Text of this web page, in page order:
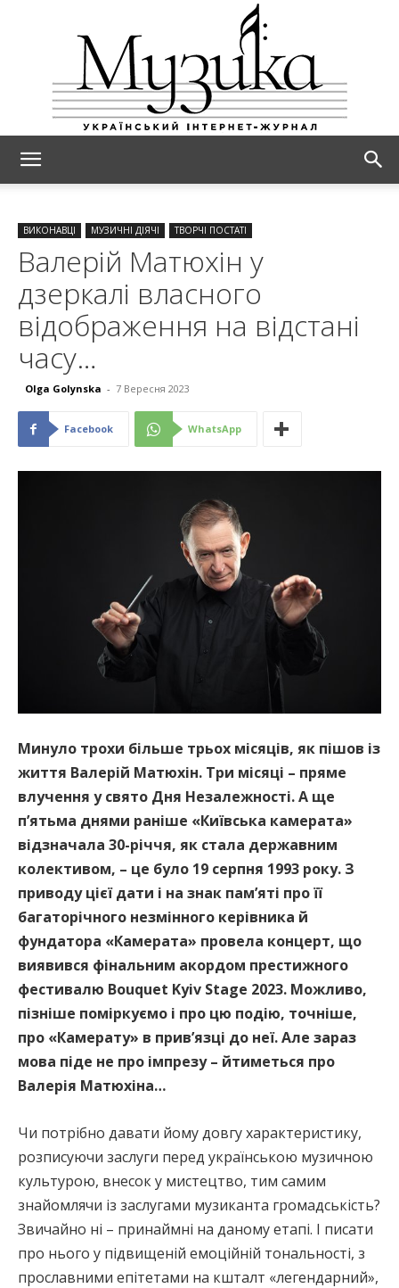
ВИКОНАВЦІ МУЗИЧНІ ДІЯЧІ ТВОРЧІ ПОСТАТІ
Валерій Матюхін у
дзеркалі власного
відображення на відстані
часу…
Olga Golynska - 7 Вересня 2023
Facebook WhatsApp
Минуло трохи більше трьох місяців, як пішов із
життя Валерій Матюхін. Три місяці – пряме
влучення у свято Дня Незалежності. А ще
п’ятьма днями раніше «Київська камерата»
відзначала 30-річчя, як стала державним
колективом, – це було 19 серпня 1993 року. З
приводу цієї дати і на знак пам’яті про її
багаторічного незмінного керівника й
фундатора «Камерата» провела концерт, що
виявився фінальним акордом престижного
фестивалю Bouquet Kyiv Stage 2023. Можливо,
пізніше поміркуємо і про цю подію, точніше,
про «Камерату» в прив’язці до неї. Але зараз
мова піде не про імпрезу – йтиметься про
Валерія Матюхіна…
Чи потрібно давати йому довгу характеристику,
розписуючи заслуги перед українською музичною
культурою, внесок у мистецтво, тим самим
знайомлячи із заслугами музиканта громадськість?
Звичайно ні – принаймні на даному етапі. І писати
про нього у підвищеній емоційній тональності, з
прославними епітетами на кшталт «легендарний»,